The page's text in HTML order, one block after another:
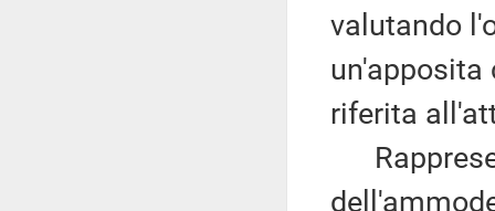
valutando
riferita